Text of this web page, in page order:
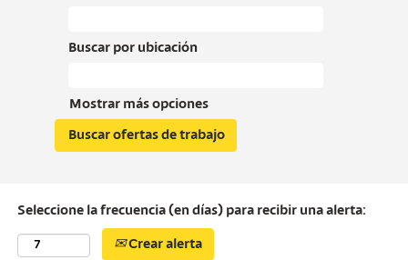
Buscar por ubicación
Mostrar más opciones
Seleccione la frecuencia (en días) para recibir una alerta:
Crear alerta